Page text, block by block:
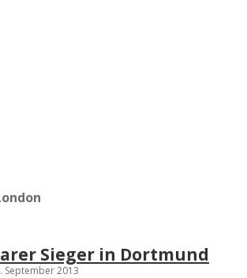
Sieger in Dortmund
September 2013